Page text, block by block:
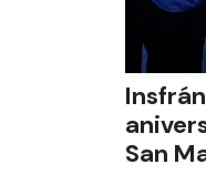
San